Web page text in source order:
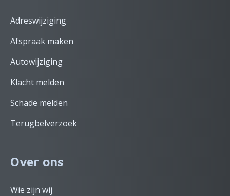
Adreswijziging
Afspraak maken
Autowijziging
Klacht melden
Schade melden
Terugbelverzoek
Over ons
Wie zijn wij